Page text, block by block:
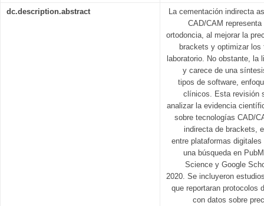
dc.description.abstract
La cementación indirecta
CAD/CAM
ortodoncia, al mejorar la
brackets y optimizar
laboratorio. No obstante, la
y carece de una
tipos de software,
clínicos. Esta revisión
analizar la evidencia
sobre tecnologías CAD/
indirecta de brackets,
entre plataformas
una búsqueda en
Science y Google
2020. Se incluyeron
que reportaran protocolos
con datos sobre